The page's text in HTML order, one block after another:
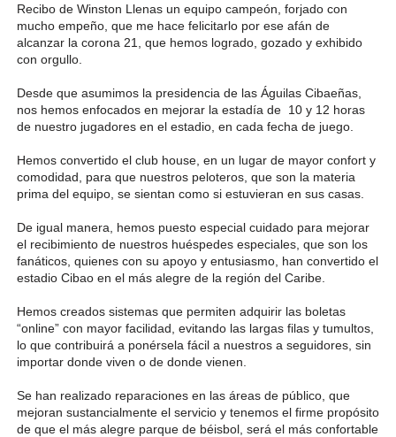
Recibo de Winston Llenas un equipo campeón, forjado con
mucho empeño, que me hace felicitarlo por ese afán de
alcanzar la corona 21, que hemos logrado, gozado y exhibido
con orgullo.
Desde que asumimos la presidencia de las Águilas Cibaeñas,
nos hemos enfocados en mejorar la estadía de 10 y 12 horas
de nuestro jugadores en el estadio, en cada fecha de juego.
Hemos convertido el club house, en un lugar de mayor confort y
comodidad, para que nuestros peloteros, que son la materia
prima del equipo, se sientan como si estuvieran en sus casas.
De igual manera, hemos puesto especial cuidado para mejorar
el recibimiento de nuestros huéspedes especiales, que son los
fanáticos, quienes con su apoyo y entusiasmo, han convertido el
estadio Cibao en el más alegre de la región del Caribe.
Hemos creados sistemas que permiten adquirir las boletas
“online” con mayor facilidad, evitando las largas filas y tumultos,
lo que contribuirá a ponérsela fácil a nuestros a seguidores, sin
importar donde viven o de donde vienen.
Se han realizado reparaciones en las áreas de público, que
mejoran sustancialmente el servicio y tenemos el firme propósito
de que el más alegre parque de béisbol, será el más confortable